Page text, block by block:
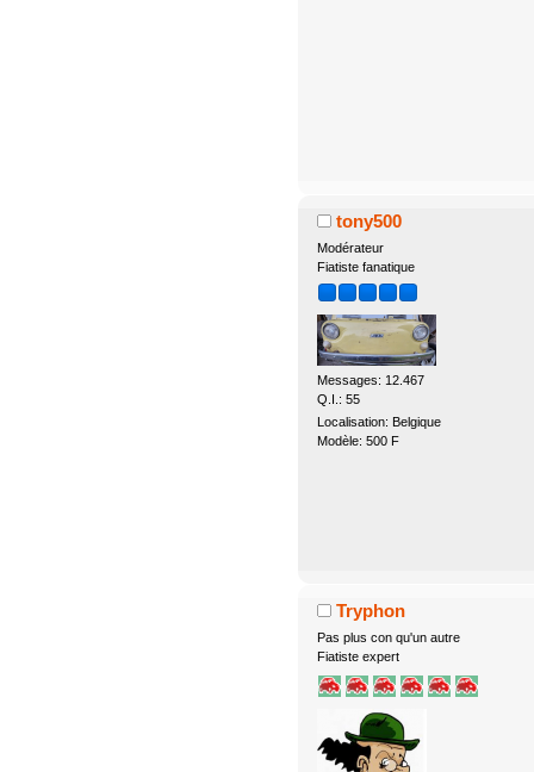
tony500
Modérateur
Fiatiste fanatique
Messages: 12.467
Q.I.: 55
Localisation: Belgique
Modèle: 500 F
Tryphon
Pas plus con qu'un autre
Fiatiste expert